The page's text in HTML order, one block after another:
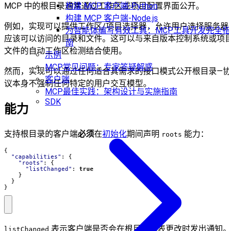
构建 MCP 客户端-Python
构建 MCP 客户端-Node.js
为智能体编写有效工具：MCP工具开发完全
南
示例
MCP常见问题：专家答疑解惑
客户端
MCP最佳实践：架构设计与实施指南
SDK
MCP 中的根目录通常通过工作区或项目配置界面公开。
例如，实现可以提供工作区/项目选择器，允许用户选择服务器
应该可以访问的目录和文件。这可以与来自版本控制系统或项
文件的自动工作区检测结合使用。
然而，实现可以通过任何适合其需求的接口模式公开根目录—
议本身不强制任何特定的用户交互模型。
能力
支持根目录的客户端必须在初始化期间声明 roots 能力：
{
"capabilities" :
{
"roots" :
{
"listChanged" :
true
}
}
}
listChanged 表示客户端是否会在根目录列表更改时发出通知